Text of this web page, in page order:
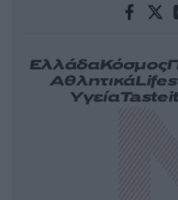
ΕλλάδαΚόσμος
Αθλητικά
ΥγείαTasteit